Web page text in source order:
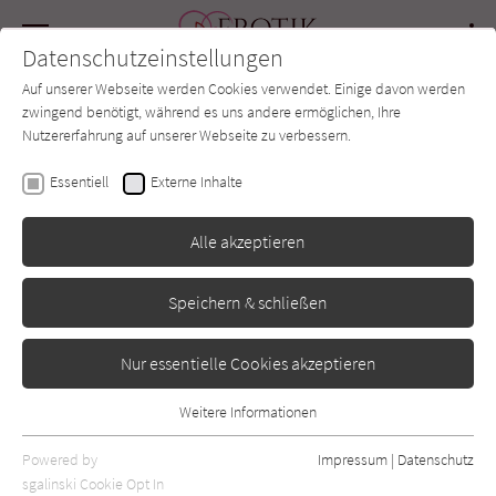
SUCHE Forum Charts Newsletter
Meghan March
Tainted Prince Reihe:
Sinful Royalty
Erschienen: Oktober 2019 Bibliogr. Angaben
Datenschutzeinstellungen
Auf unserer Webseite werden Cookies verwendet. Einige davon werden
zwingend benötigt, während es uns andere ermöglichen, Ihre
Nutzererfahrung auf unserer Webseite zu verbessern.
Essentiell Externe Inhalte
Alle akzeptieren
Speichern & schließen
Nur essentielle Cookies akzeptieren
Essentielle Cookies werden für grundlegende Funktionen der
Webseite benötigt. Dadurch ist gewährleistet, dass die Webseite
Weitere Informationen
Powered by
sgalinski Cookie Opt In
Impressum | Datenschutz